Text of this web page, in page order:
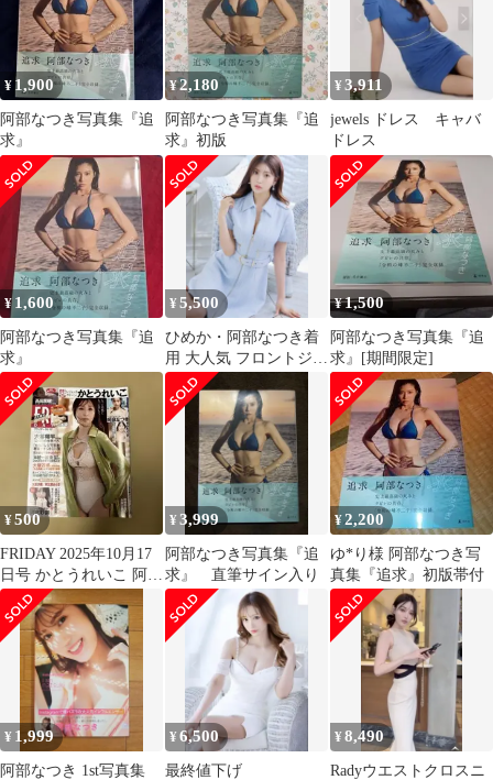
¥ 1,900
阿部なつき写真集『追
求』
¥2,180
阿部なつき写真集『追
求』初版
¥3,911
jewels ドレス キャバ
ドレス
¥ 1,600
阿部なつき写真集『追
求』
¥5,500
ひめか・阿部なつき着
用 大人気 フロントジッ
プ 半袖 ワンピース ベ
ルト
¥1,500
阿部なつき写真集『追
求』[期間限定]
¥500
FRIDAY 2025年10月17
日号 かとうれいこ 阿部
なつき
¥3,999
阿部なつき写真集『追
求』 直筆サイン入り
¥2,200
ゆ*り様 阿部なつき写
真集『追求』初版帯付
¥ 1,999
阿部なつき 1st写真集
¥6,500
最終値下げ
¥8,490
Radyウエストクロスニ